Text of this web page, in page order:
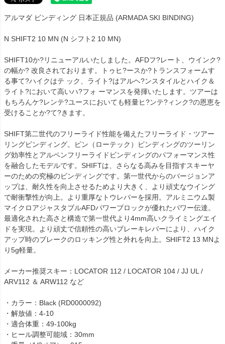
アルマダ ビンディング 日本正規品 (ARMADA SKI BINDING)
N SHIFT2 10 MN (N シフト2 10 MN)
SHIFT10か?リニューアルいたしました。AFDフ?レート、ウインク?
の幅か? 改良されております。トゥヒ?ースか?トランスフォームす
る事て?ハイクはテ ック、ライト?はアルヘ?ンスタイルとハイク＆
ライト?において高いハ?フォ ーマンスを発揮いたします。ツアーは
もちろんケ?レンテ?ユースにおいても軽量ヒ?ンテ?ィンク?の恩恵を
受けることか?て?きます。
SHIFT第二世代のフリーライド性能を備えたフリーライド・ツアー
リングビンディング。ピン（ローテック）ビンディングのツーリン
グ効率性とアルペンフリーライドビンディングのパフォーマンス性
を融合したモデルです。SHIFTは、さらなる高みを目指すスキーヤ
ーのための究極のビンディングです。第一世代からのバージョンア
ップは、耐久性を向上させるためより大きく、より頑丈なウイング
で耐衝撃性が向上。より重厚なトウレバーを採用。アルミニウム製
マイクロアジャスタブルAFDパワーブロックが優れたパワー伝達。
最適化された高さと構造で第一世代より4mm高いクライミングエイ
ドを実現。より頑丈で信頼性の高いブレーキレバーにより、ハイク
アップ時のブレークのロッキング性と外れを向上。SHIFT2 13 MNよ
り5g軽量。
メーカー推奨スキー：LOCATOR 112 / LOCATOR 104 / JJ UL /
ARV112 ＆ ARW112 など
・カラー：Black (RD0000092)
・解放値：4-10
・適合体重：49-100kg
・ヒール調整可能域：30mm